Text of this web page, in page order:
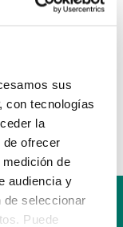
sus
con tecnologías
la
ofrecer
de
audiencia y
de seleccionar
Puede